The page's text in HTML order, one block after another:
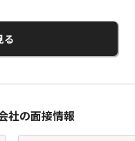
る
社の面接情報